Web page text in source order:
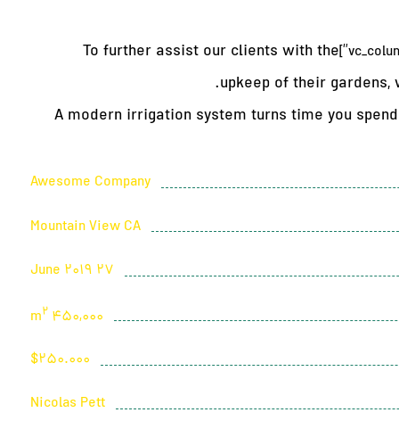
To further assist our clients with the
upkeep of their
A modern irrigation system turns time you
Awesome Company
Mountain View CA
27 June 2019
450,000 m
2
$250.000
Nicolas Pett